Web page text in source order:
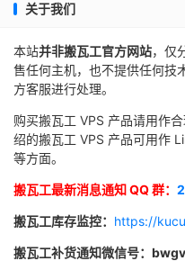
关于我们
本站并非搬瓦工官方网站，仅
售任何主机，也不提供任何技
方客服进行处理。
购买搬瓦工 VPS 产品请用作合
绍的搬瓦工 VPS 产品可用作
等方面。
搬瓦工最新消息通知 QQ 群：
搬瓦工库存监控： https://
搬瓦工补货通知微信号：